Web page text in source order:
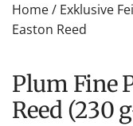
Home/ Exklusive
Easton Reed
Plum Fine Pairing von Easton
Reed (230